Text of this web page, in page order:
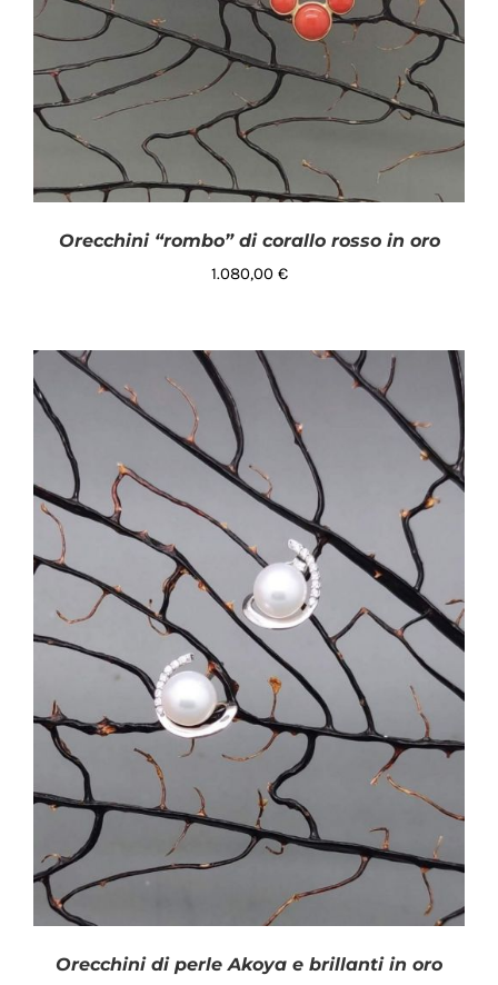
AGGIUNGI AL CARRELLO DETTAGLI
Orecchini “rombo” di corallo rosso in oro
1.080,00 €
Orecchini di perle Akoya e brillanti in oro